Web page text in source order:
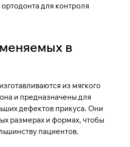
для контроля
в
из мягкого
и предназначены для
дефектов прикуса. Они
размерах и формах, чтобы
пациентов.